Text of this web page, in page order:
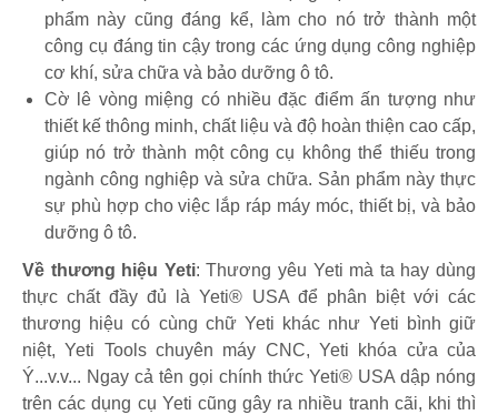
phẩm này cũng đáng kể, làm cho nó trở thành một
công cụ đáng tin cậy trong các ứng dụng công nghiệp
cơ khí, sửa chữa và bảo dưỡng ô tô.
Cờ lê vòng miệng có nhiều đặc điểm ấn tượng như
thiết kế thông minh, chất liệu và độ hoàn thiện cao cấp,
giúp nó trở thành một công cụ không thể thiếu trong
ngành công nghiệp và sửa chữa. Sản phẩm này thực
sự phù hợp cho việc lắp ráp máy móc, thiết bị, và bảo
dưỡng ô tô.
Về thương hiệu Yeti: Thương yêu Yeti mà ta hay dùng
thực chất đầy đủ là Yeti® USA để phân biệt với các
thương hiệu có cùng chữ Yeti khác như Yeti bình giữ
niệt, Yeti Tools chuyên máy CNC, Yeti khóa cửa của
Ý...v.v... Ngay cả tên gọi chính thức Yeti® USA dập nóng
trên các dụng cụ Yeti cũng gây ra nhiều tranh cãi, khi thì